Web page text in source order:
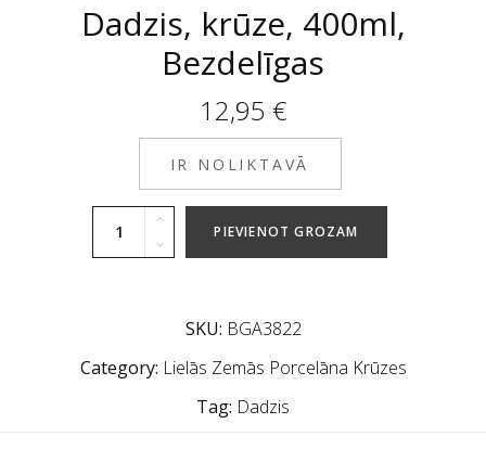
Dadzis, krūze, 400ml,
Bezdelīgas
12,95 €
IR NOLIKTAVĀ
PIEVIENOT GROZAM
SKU: BGA3822
Category: Lielās Zemās Porcelāna Krūzes
Tag: Dadzis